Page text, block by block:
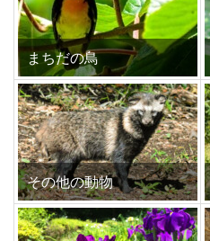
まちだの鳥
その他の動物